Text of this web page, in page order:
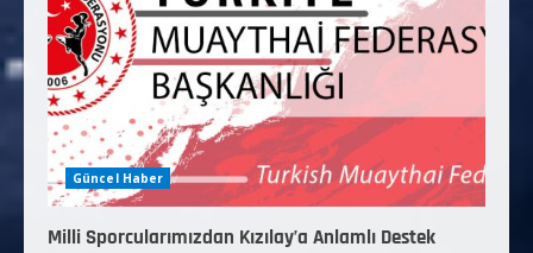
Güncel Haber
Milli Sporcularımızdan Kızılay’a Anlamlı Destek